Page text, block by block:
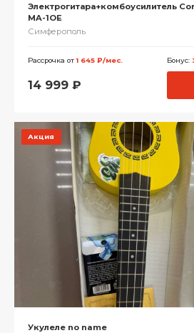
Электрогитара+комбоусилитель
MA-1OE
Симферополь
Рассрочка от1 645 ₽/мес. Бонус:
14 999 ₽
Акция
Укулеле no name